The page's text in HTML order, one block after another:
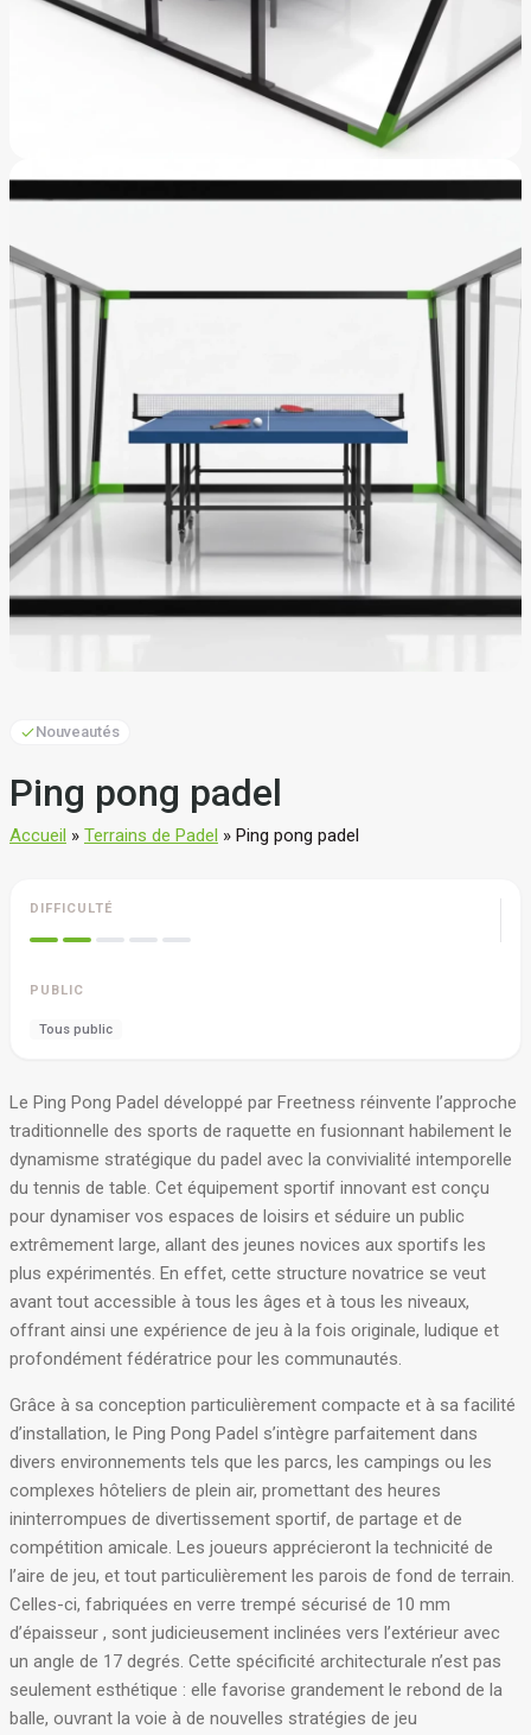
Nouveautés
Ping pong padel
Accueil » Terrains de Padel » Ping pong padel
DIFFICULTÉ
PUBLIC
Tous public
Le Ping Pong Padel développé par Freetness réinvente l’approche
traditionnelle des sports de raquette en fusionnant habilement le
dynamisme stratégique du padel avec la convivialité intemporelle
du tennis de table. Cet équipement sportif innovant est conçu
pour dynamiser vos espaces de loisirs et séduire un public
extrêmement large, allant des jeunes novices aux sportifs les
plus expérimentés. En effet, cette structure novatrice se veut
avant tout accessible à tous les âges et à tous les niveaux,
offrant ainsi une expérience de jeu à la fois originale, ludique et
profondément fédératrice pour les communautés.
Grâce à sa conception particulièrement compacte et à sa facilité
d’installation, le Ping Pong Padel s’intègre parfaitement dans
divers environnements tels que les parcs, les campings ou les
complexes hôteliers de plein air, promettant des heures
ininterrompues de divertissement sportif, de partage et de
compétition amicale. Les joueurs apprécieront la technicité de
l’aire de jeu, et tout particulièrement les parois de fond de terrain.
Celles-ci, fabriquées en verre trempé sécurisé de 10 mm
d’épaisseur , sont judicieusement inclinées vers l’extérieur avec
un angle de 17 degrés. Cette spécificité architecturale n’est pas
seulement esthétique : elle favorise grandement le rebond de la
balle, ouvrant la voie à de nouvelles stratégies de jeu